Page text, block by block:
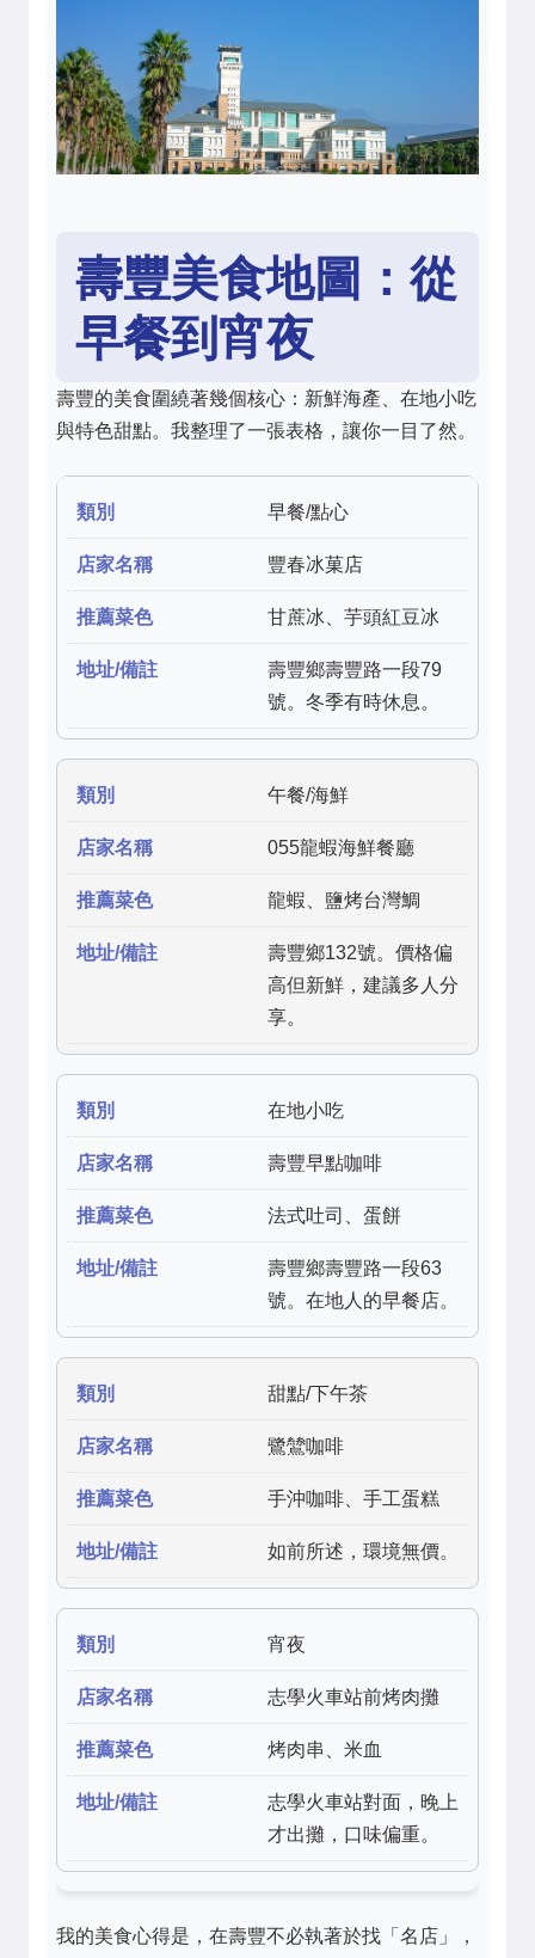
壽豐美食地圖：從
早餐到宵夜
壽豐的美食圍繞著幾個核心：新鮮海產、在地小吃
與特色甜點。我整理了一張表格，讓你一目了然。
早餐/點心
豐春冰菓店
甘蔗冰、芋頭紅豆冰
壽豐鄉壽豐路一段79
號。冬季有時休息。
午餐/海鮮
055龍蝦海鮮餐廳
龍蝦、鹽烤台灣鯛
壽豐鄉132號。價格偏
高但新鮮，建議多人分
享。
在地小吃
壽豐早點咖啡
法式吐司、蛋餅
壽豐鄉壽豐路一段63
號。在地人的早餐店。
甜點/下午茶
鷺鷥咖啡
手沖咖啡、手工蛋糕
如前所述，環境無價。
宵夜
志學火車站前烤肉攤
烤肉串、米血
志學火車站對面，晚上
才出攤，口味偏重。
我的美食心得是，在壽豐不必執著於找「名店」，